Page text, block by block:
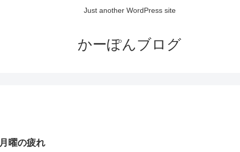
Just another WordPress site
かーぽんブログ
月曜の疲れ